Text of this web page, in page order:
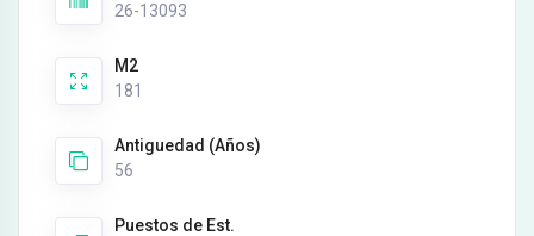
26-13093
M2
181
Antiguedad (Años)
56
Puestos de Est.